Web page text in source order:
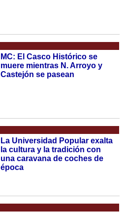
MC: El Casco Histórico se
muere mientras N. Arroyo y
Castejón se pasean
La Universidad Popular exalta
la cultura y la tradición con
una caravana de coches de
época